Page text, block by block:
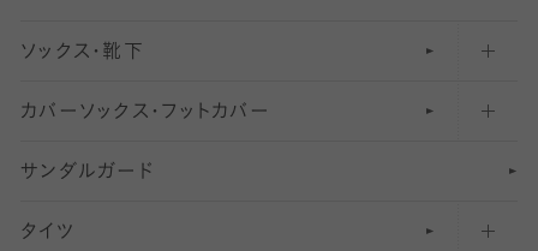
ソックス・靴下
五本指ソックス・靴下
足袋ソックス・靴下
無地・プレーンソックス・靴下
カバーソックス・フットカバー
フットカバー・カバーソックス（深め）
フットカバー・カバーソックス（ふつう）
サンダルガード
タイツ